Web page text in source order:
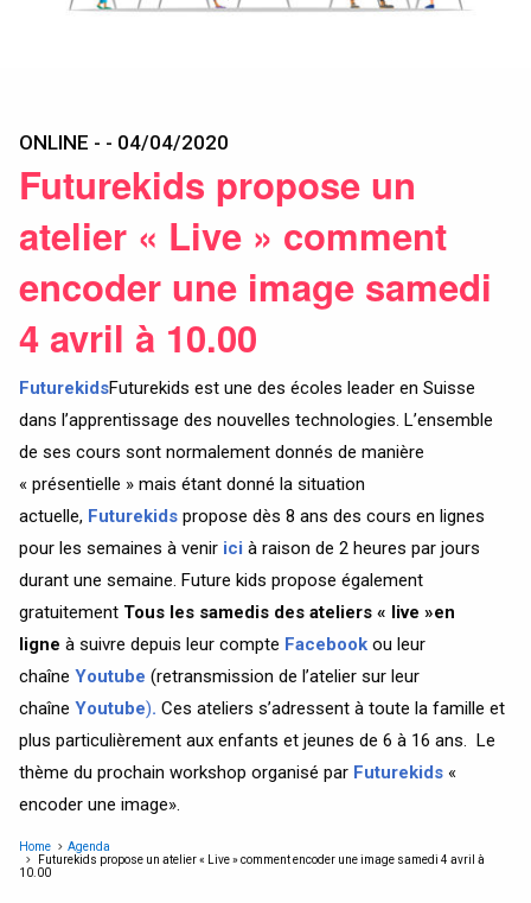
ONLINE - - 04/04/2020
Futurekids propose un
atelier « Live » comment
encoder une image samedi
4 avril à 10.00
FuturekidsFuturekids est une des écoles leader en Suisse
dans l’apprentissage des nouvelles technologies. L’ensemble
de ses cours sont normalement donnés de manière
« présentielle » mais étant donné la situation
actuelle, Futurekids propose dès 8 ans des cours en lignes
pour les semaines à venir ici à raison de 2 heures par jours
durant une semaine. Future kids propose également
gratuitement Tous les samedis des ateliers « live »en
ligne à suivre depuis leur compte Facebook ou leur
chaîne Youtube (retransmission de l’atelier sur leur
chaîne Youtube). Ces ateliers s’adressent à toute la famille et
plus particulièrement aux enfants et jeunes de 6 à 16 ans. Le
thème du prochain workshop organisé par Futurekids «
encoder une image».
Home
Agenda
Futurekids propose un atelier « Live » comment encoder une image samedi 4 avril à
10.00